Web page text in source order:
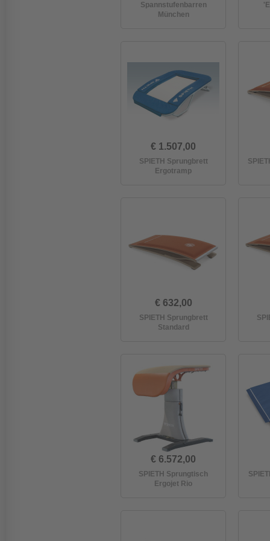
Spannstufenbarren
München
€ 1.507,00
SPIETH Sprungbrett
Ergotramp
€ 632,00
SPIETH Sprungbrett
Standard
€ 6.572,00
SPIETH Sprungtisch
Ergojet Rio